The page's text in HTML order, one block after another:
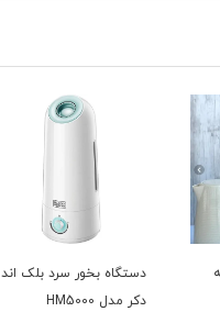
دستگاه بخور سرد بلک اند
دکر مدل HM5000